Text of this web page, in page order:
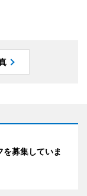
募集していま